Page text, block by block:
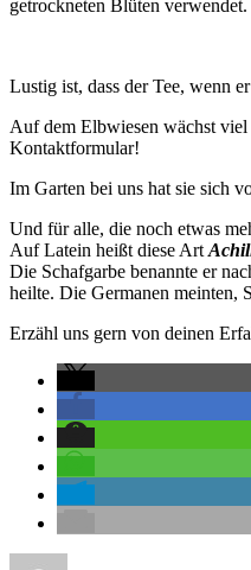
getrockneten Blüten verwendet.
Lustig ist, dass der Tee, wenn
Auf dem Elbwiesen wächst viel
Kontaktformular!
Im Garten bei uns hat sie sich
Und für alle, die noch etwas
Auf Latein heißt diese Art
Die Schafgarbe benannte er
heilte. Die Germanen meinten,
Erzähl uns gern von deinen